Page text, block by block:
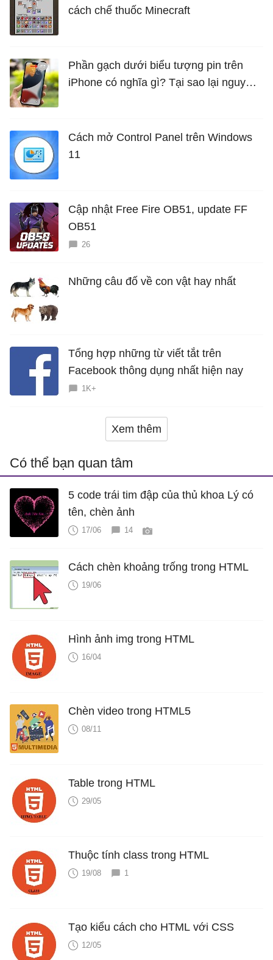
cách chế thuốc Minecraft
Phần gạch dưới biểu tượng pin trên
iPhone có nghĩa gì? Tại sao lại nguy
Cách mở Control Panel trên Windows
11
Cập nhật Free Fire OB51, update FF
OB51
26
Những câu đố về con vật hay nhất
Tổng hợp những từ viết tắt trên
Facebook thông dụng nhất hiện nay
1K+
Xem thêm
Có thể bạn quan tâm
5 code trái tim đập của thủ khoa Lý có
tên, chèn ảnh
17/06 14
Cách chèn khoảng trống trong HTML
19/06
Hình ảnh img trong HTML
16/04
Chèn video trong HTML5
08/11
Table trong HTML
29/05
Thuộc tính class trong HTML
19/08 1
Tạo kiểu cách cho HTML với CSS
12/05